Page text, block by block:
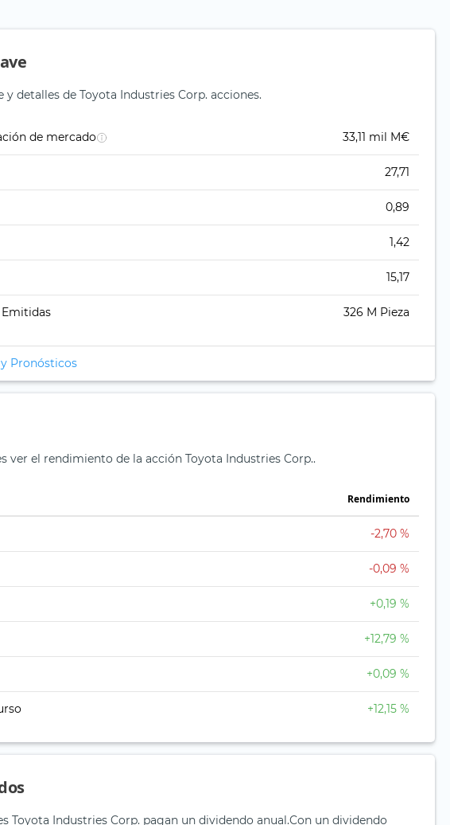
y detalles de Toyota Industries Corp. acciones.
de mercado 33,11 mil M€
27,71
0,89
1,42
15,17
326 M Pieza
Pronósticos
ver el rendimiento de la acción Toyota Industries Corp..
Rendimiento
-2,70 %
-0,09 %
+0,19 %
+12,79 %
+0,09 %
+12,15 %
Toyota Industries Corp. pagan un dividendo anual.Con un dividendo